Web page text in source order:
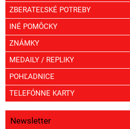
ZBERATEĽSKÉ POTREBY
INÉ POMÔCKY
ZNÁMKY
MEDAILY / REPLIKY
POHĽADNICE
TELEFÓNNE KARTY
Newsletter